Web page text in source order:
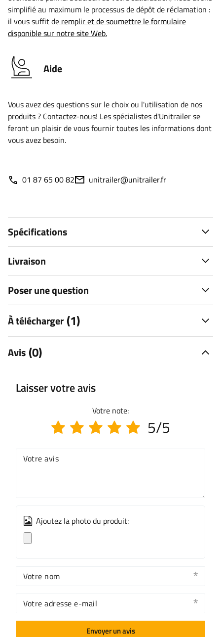
simplifié au maximum le processus de dépôt de réclamation :
il vous suffit de remplir et de soumettre le formulaire
disponible sur notre site Web.
Aide
Vous avez des questions sur le choix ou l'utilisation de nos
produits ? Contactez-nous! Les spécialistes d'Unitrailer se
feront un plaisir de vous fournir toutes les informations dont
vous avez besoin.
01 87 65 00 82 unitrailer@unitrailer.fr
Spécifications
Livraison
Poser une question
À télécharger (1)
Avis (0)
Laisser votre avis
Votre note:
5/5
Votre avis
Ajoutez la photo du produit:
Votre nom
Votre adresse e-mail
Envoyer un avis